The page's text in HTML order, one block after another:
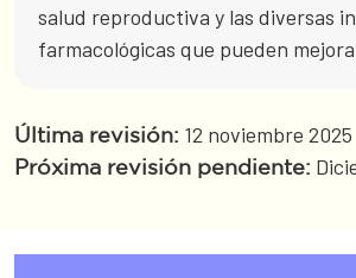
salud reproductiva y las diversas
farmacológicas que pueden
Última revisión: 12 noviembre 2025
Próxima revisión pendiente: